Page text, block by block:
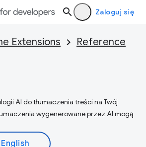
Zaloguj się
Extensions
Reference
AI do tłumaczenia treści na Twój
wygenerowane przez AI mogą